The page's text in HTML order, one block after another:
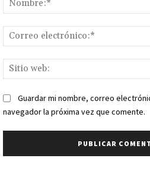
Guardar mi nombre, correo
navegador la próxima vez que comente.